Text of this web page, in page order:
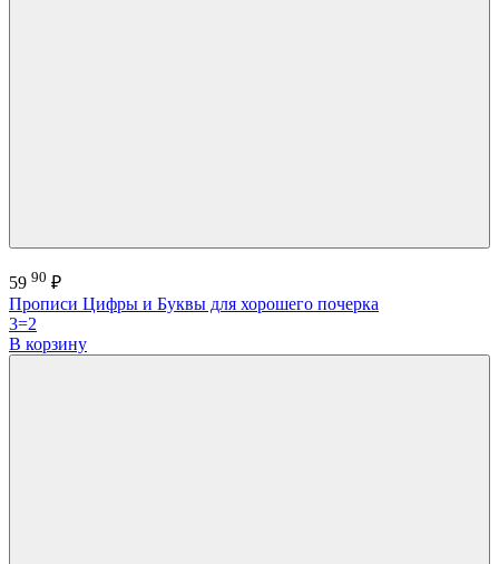
59 90 ₽
Прописи Цифры и Буквы для хорошего почерка
3=2
В корзину